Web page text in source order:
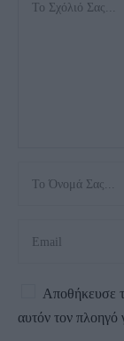
Αποθήκευσε
αυτόν τον